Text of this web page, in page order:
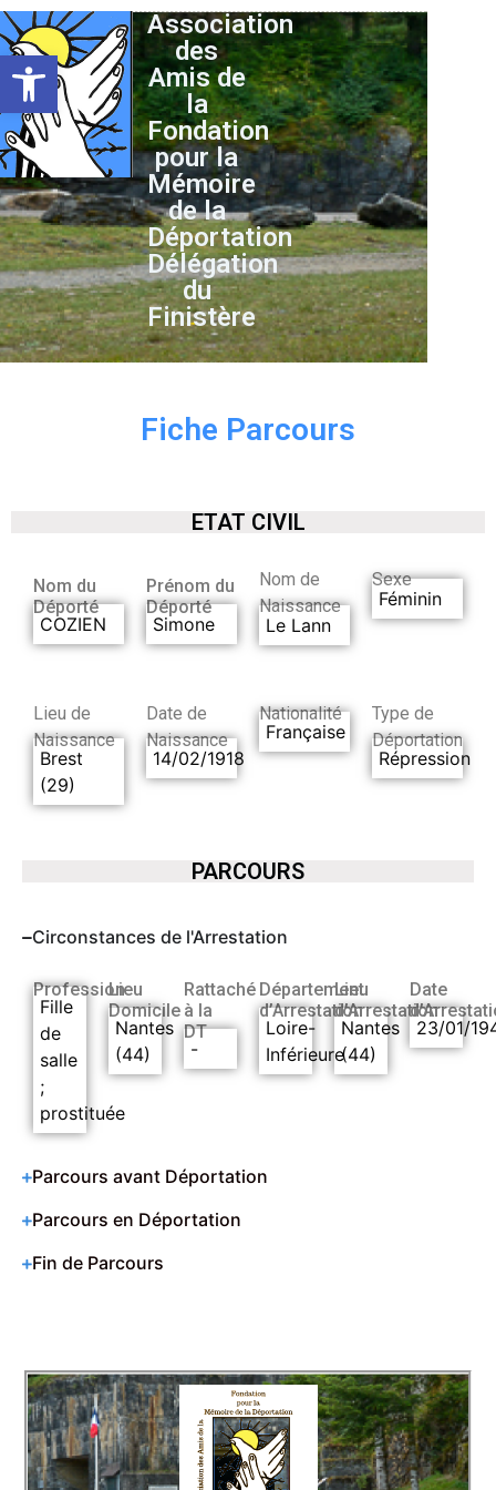
Ouvrir la barre d’outils
Association
des
Amis de
la
Fondation
pour la
Mémoire
de la
Déportation
Délégation
du
Finistère
Fiche Parcours
ETAT CIVIL
Nom du
Déporté
COZIEN
Prénom du
Déporté
Simone
Nom de
Naissance
Le Lann
Sexe
Féminin
Lieu de
Naissance
Brest
(29)
Date de
Naissance
14/02/1918
Nationalité
Française
Type de
Déportation
Répression
PARCOURS
Circonstances de l'Arrestation
Profession
Fille
de
salle
;
prostituée
Lieu
Domicile
Nantes
(44)
Rattaché
à la
DT
-
Département
d’Arrestation
Loire-
Inférieure
Lieu
d’Arrestation
Nantes
(44)
Date
23/01/
Parcours avant Déportation
Parcours en Déportation
Fin de Parcours